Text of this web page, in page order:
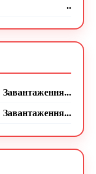
..
Завантаження...
Завантаження...